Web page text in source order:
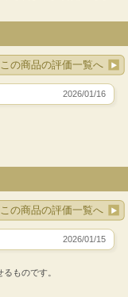
この商品の評価一覧へ
2026/01/16
この商品の評価一覧へ
2026/01/15
ものです。